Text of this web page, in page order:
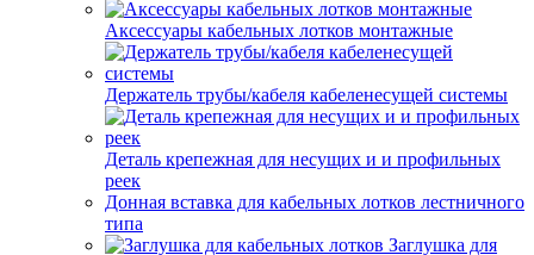
Аксессуары кабельных лотков монтажные
Держатель трубы/кабеля кабеленесущей системы
Деталь крепежная для несущих и и профильных
реек
Донная вставка для кабельных лотков лестничного
типа
Заглушка для